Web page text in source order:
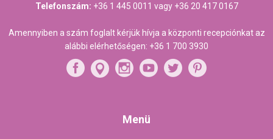
Telefonszám: +36 1 445 0011 vagy +36 20 417 0167
Amennyiben a szám foglalt kérjük hívja a központi recepciónkat az
alábbi elérhetőségen: +36 1 700 3930
Menü